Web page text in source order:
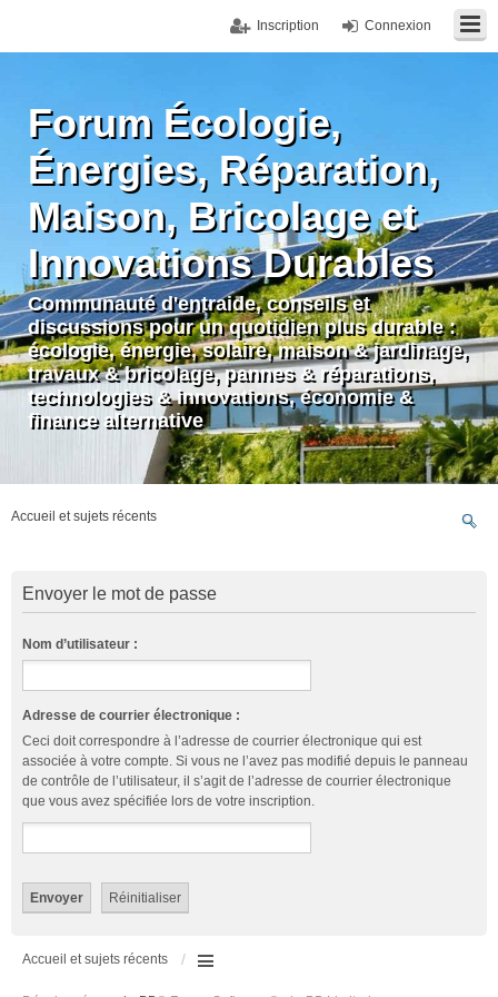
Connexion
Inscription
Forum Écologie,
Énergies, Réparation,
Maison, Bricolage et
Innovations Durables
Communauté d'entraide, conseils et
discussions pour un quotidien plus durable :
écologie, énergie, solaire, maison & jardinage,
travaux & bricolage, pannes & réparations,
technologies & innovations, économie &
finance alternative
Accueil et sujets récents
Envoyer le mot de passe
Nom d’utilisateur :
Adresse de courrier électronique :
Ceci doit correspondre à l’adresse de courrier électronique qui est
associée à votre compte. Si vous ne l’avez pas modifié depuis le panneau
de contrôle de l’utilisateur, il s’agit de l’adresse de courrier électronique
que vous avez spécifiée lors de votre inscription.
Accueil et sujets récents